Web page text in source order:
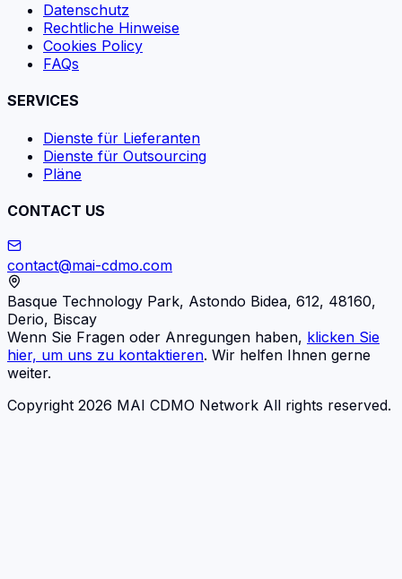
Datenschutz
Rechtliche Hinweise
Cookies Policy
FAQs
SERVICES
Dienste für Lieferanten
Dienste für Outsourcing
Pläne
CONTACT US
contact@mai-cdmo.com
Basque Technology Park, Astondo Bidea, 612, 48160,
Derio, Biscay
Wenn Sie Fragen oder Anregungen haben, klicken Sie
hier, um uns zu kontaktieren. Wir helfen Ihnen gerne
weiter.
Copyright 2026 MAI CDMO Network All rights reserved.